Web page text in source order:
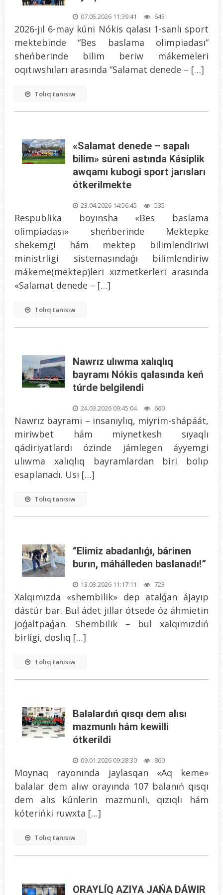
07.05.2026 11:39:41 643
2026-jıl 6-may kúni Nókis qalası 1-sanlı sport
mektebinde “Bes baslama olimpiadası”
sheńberinde bilim beriw mákemeleri
oqıtıwshıları arasında “Salamat denede – […]
Tolıq tanısıw
«Salamat denede – sapalı
bilim» súreni astında Kásiplik
awqamı kubogi sport jarısları
ótkerilmekte
23.04.2026 14:56:45 535
Respublika boyınsha «Bes baslama
olimpiadası» sheńberinde Mektepke
shekemgi hám mektep bilimlendiriwi
ministrligi sistemasındaǵı bilimlendiriw
mákeme(mektep)leri xızmetkerleri arasında
«Salamat denede – […]
Tolıq tanısıw
Nawrız ulıwma xalıqlıq
bayramı Nókis qalasında keń
túrde belgilendi
24.03.2026 09:45:04 660
Nawrız bayramı – insanıylıq, miyrim-shápáát,
miriwbet hám miynetkesh sıyaqlı
qádiriyatlardı ózinde jámlegen áyyemgi
ulıwma xalıqlıq bayramlardan biri bolıp
esaplanadı. Usı […]
Tolıq tanısıw
“Elimiz abadanlıǵı, bárinen
burın, máhálleden baslanadı!”
13.03.2026 11:17:11 723
Xalqımızda «shembilik» dep atalǵan ájayıp
dástúr bar. Bul ádet jıllar ótsede óz áhmietin
joǵaltpaǵan. Shembilik – bul xalqımızdıń
birligi, doslıq […]
Tolıq tanısıw
Balalardıń qısqı dem alısı
mazmunlı hám kewilli
ótkerildi
09.01.2026 09:28:30 860
Moynaq rayonında jaylasqan «Aq keme»
balalar dem alıw orayında 107 balanıń qısqı
dem alıs kúnlerin mazmunlı, qızıqlı hám
kóterińki ruwxta […]
Tolıq tanısıw
ORAYLÍQ AZIYA JAŃA DÁWIR